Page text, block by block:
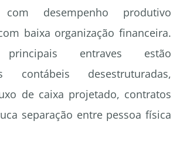
com desempenho produtivo
baixa organização financeira.
entraves estão
contábeis desestruturadas,
de caixa projetado, contratos
separação entre pessoa física